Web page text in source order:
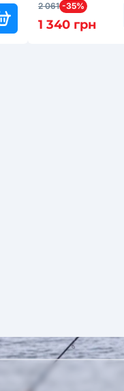
2 061 -35%
1 340 грн